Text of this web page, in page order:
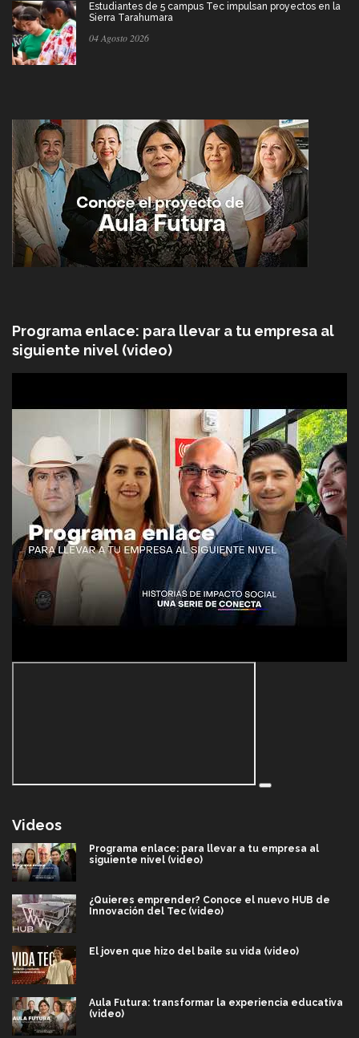
Estudiantes de 5 campus Tec impulsan proyectos en la
Sierra Tarahumara
04 Agosto 2026
Programa enlace: para llevar a tu empresa al
siguiente nivel (video)
Videos
Programa enlace: para llevar a tu empresa al
siguiente nivel (video)
¿Quieres emprender? Conoce el nuevo HUB de
Innovación del Tec (video)
El joven que hizo del baile su vida (video)
Aula Futura: transformar la experiencia educativa
(video)